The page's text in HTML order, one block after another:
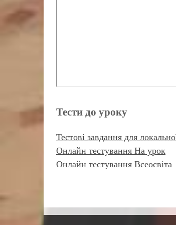
Тести до уроку
Тестові завдання для
Онлайн тестування На урок
Онлайн тестування Всеосвіта